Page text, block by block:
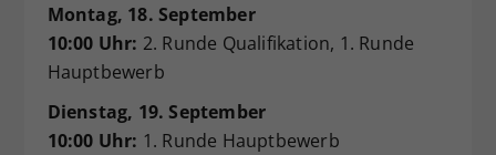
Montag, 18. September
10:00 Uhr: 2. Runde Qualifikation, 1. Runde
Hauptbewerb
Dienstag, 19. September
10:00 Uhr: 1. Runde Hauptbewerb